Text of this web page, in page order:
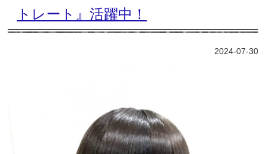
トレート』活躍中！
2024-07-30